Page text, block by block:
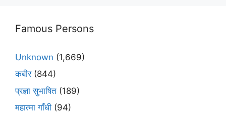
Famous Persons
Unknown (1,669)
कबीर(844)
प्रज्ञा सुभाषित (189)
महात्मा गाँधी (94)